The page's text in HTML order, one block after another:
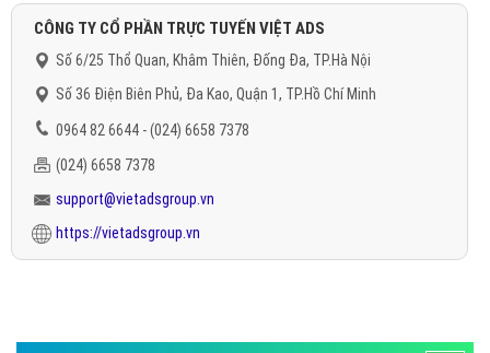
CÔNG TY CỔ PHẦN TRỰC TUYẾN VIỆT ADS
Số 6/25 Thổ Quan, Khâm Thiên, Đống Đa, TP.Hà Nội
Số 36 Điện Biên Phủ, Đa Kao, Quận 1, TP.Hồ Chí Minh
0964 82 6644 - (024) 6658 7378
(024) 6658 7378
support@vietadsgroup.vn
https://vietadsgroup.vn